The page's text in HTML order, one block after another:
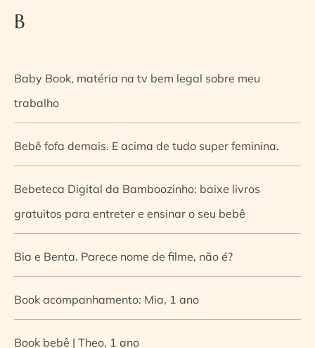
B
Baby Book, matéria na tv bem legal sobre meu
trabalho
Bebê fofa demais. E acima de tudo super feminina.
Bebeteca Digital da Bamboozinho: baixe livros
gratuitos para entreter e ensinar o seu bebê
Bia e Benta. Parece nome de filme, não é?
Book acompanhamento: Mia, 1 ano
Book bebê | Theo, 1 ano